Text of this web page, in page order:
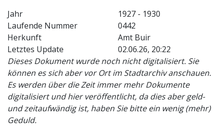
Jahr
1927 - 1930
Laufende Nummer
0442
Herkunft
Amt Buir
Letztes Update
02.06.26, 20:22
Dieses Dokument wurde noch nicht digitalisiert. Sie
können es sich aber vor Ort im Stadtarchiv anschauen.
Es werden über die Zeit immer mehr Dokumente
digitalisiert und hier veröffentlicht, da dies aber geld-
und zeitaufwändig ist, haben Sie bitte ein wenig (mehr)
Geduld.